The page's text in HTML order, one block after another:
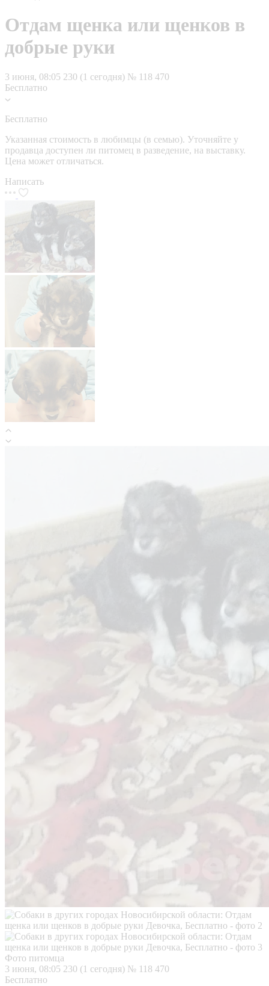
Отдам щенка или щенков в
добрые руки
3 июня, 08:05 230 (1 сегодня) № 118 470
Бесплатно
Бесплатно
Указанная стоимость в любимцы (в семью). Уточняйте у
продавца доступен ли питомец в разведение, на выставку.
Цена может отличаться.
Написать
Фото питомца
3 июня, 08:05 230 (1 сегодня) № 118 470
Бесплатно